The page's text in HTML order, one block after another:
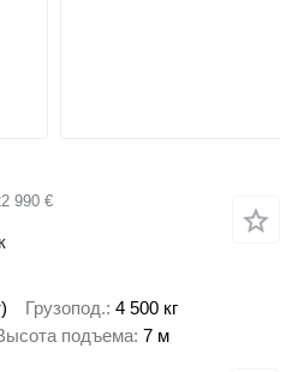
990 €
Грузопод. 4 500 кг
подъема 7 м